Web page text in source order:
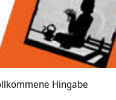
Hingabe